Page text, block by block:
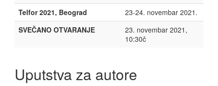
Telfor 2021, Beograd
23-24. novembar 2021.
SVEČANO OTVARANJE
23. novembar 2021,
10:30č
Uputstva za autore